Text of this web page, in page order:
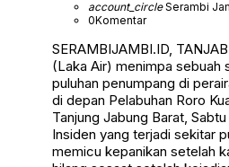
account_circleSerambi
0Komentar
SERAMBIJAMBI.ID,
(Laka Air) menimpa sebuah
puluhan penumpang di
di depan Pelabuhan Roro
Tanjung Jabung Barat,
Insiden yang terjadi sekitar
memicu kepanikan setelah